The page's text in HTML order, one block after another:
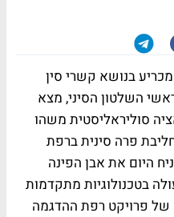
בנושא קשרי סין
השלטון הסיני, מצא
סוליראליסטית משהו
פרה סינית ברפת
היום את אבן הפינה
בטכנולוגיות מתקדמות
פרויקט רפת ההדגמה